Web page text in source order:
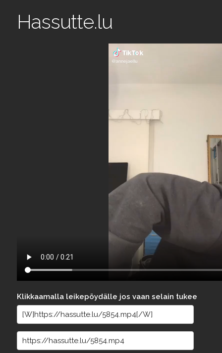
Hassutte.lu
Klikkaamalla leikepöydälle jos vaan selain tukee